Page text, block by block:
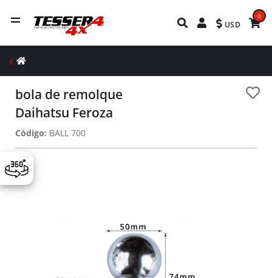
USD
0
bola de remolque
Daihatsu Feroza
Código: BALL 700